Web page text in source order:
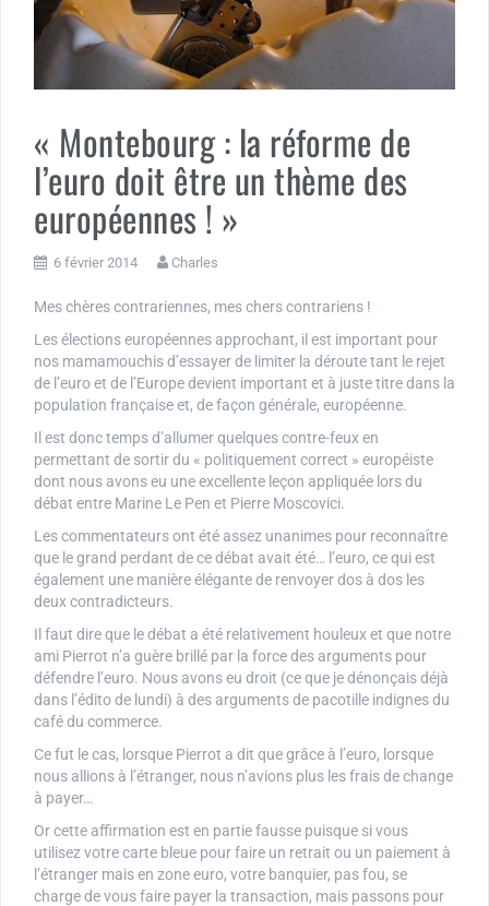
« Montebourg : la réforme de
l’euro doit être un thème des
européennes ! »
6 février 2014 Charles
Mes chères contrariennes, mes chers contrariens !
Les élections européennes approchant, il est important pour
nos mamamouchis d’essayer de limiter la déroute tant le rejet
de l’euro et de l’Europe devient important et à juste titre dans la
population française et, de façon générale, européenne.
Il est donc temps d’allumer quelques contre-feux en
permettant de sortir du « politiquement correct » européiste
dont nous avons eu une excellente leçon appliquée lors du
débat entre Marine Le Pen et Pierre Moscovici.
Les commentateurs ont été assez unanimes pour reconnaître
que le grand perdant de ce débat avait été… l’euro, ce qui est
également une manière élégante de renvoyer dos à dos les
deux contradicteurs.
Il faut dire que le débat a été relativement houleux et que notre
ami Pierrot n’a guère brillé par la force des arguments pour
défendre l’euro. Nous avons eu droit (ce que je dénonçais déjà
dans l’édito de lundi) à des arguments de pacotille indignes du
café du commerce.
Ce fut le cas, lorsque Pierrot a dit que grâce à l’euro, lorsque
nous allions à l’étranger, nous n’avions plus les frais de change
à payer…
Or cette affirmation est en partie fausse puisque si vous
utilisez votre carte bleue pour faire un retrait ou un paiement à
l’étranger mais en zone euro, votre banquier, pas fou, se
charge de vous faire payer la transaction, mais passons pour